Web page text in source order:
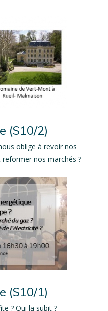
(S10/2)
oblige à revoir nos
nos marchés ?
(S10/1)
? Qui la subit ?